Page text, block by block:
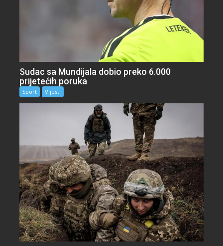
Sudac sa Mundijala dobio preko 6.000
prijetećih poruka
Sport Vijesti